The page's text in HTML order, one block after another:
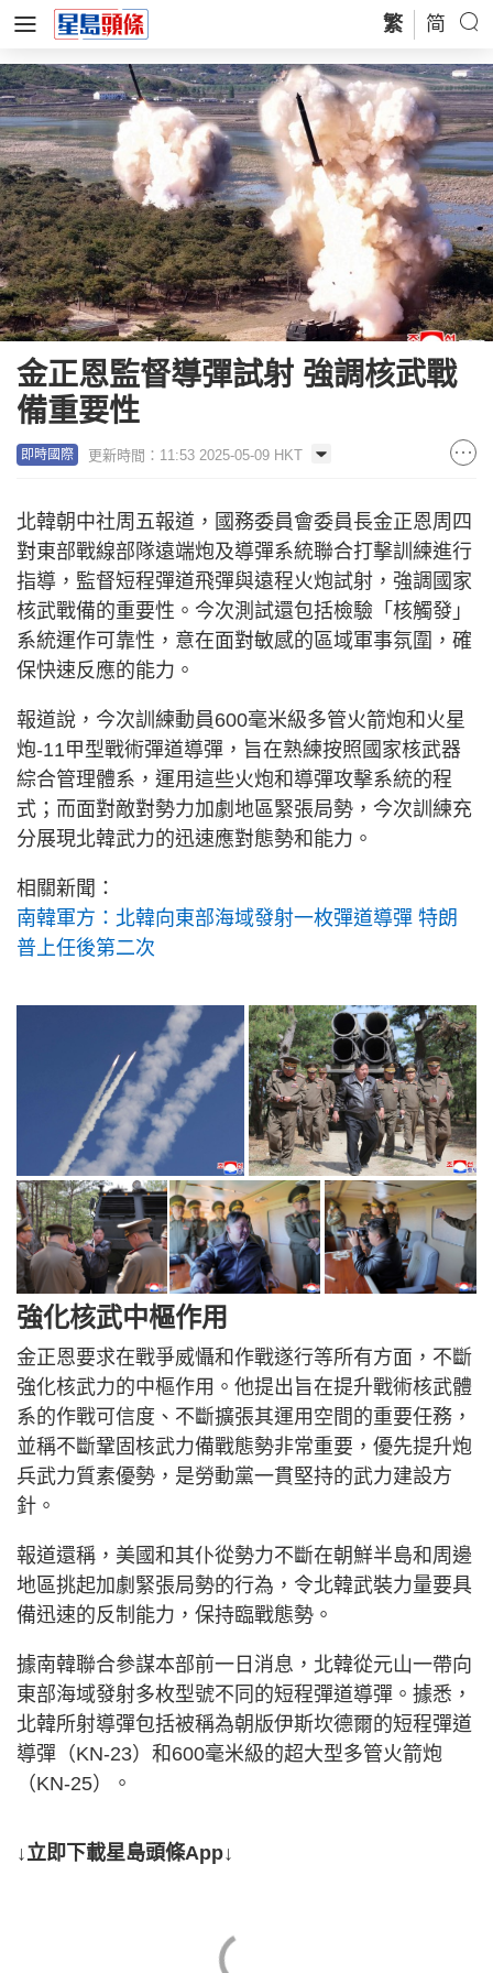
繁 简
金正恩監督導彈試射 強調核武戰
備重要性
即時國際 更新時間：11:53 2025-05-09 HKT
北韓朝中社周五報道，國務委員會委員長金正恩周四
對東部戰線部隊遠端炮及導彈系統聯合打擊訓練進行
指導，監督短程彈道飛彈與遠程火炮試射，強調國家
核武戰備的重要性。今次測試還包括檢驗「核觸發」
系統運作可靠性，意在面對敏感的區域軍事氛圍，確
保快速反應的能力。
報道說，今次訓練動員600毫米級多管火箭炮和火星
炮-11甲型戰術彈道導彈，旨在熟練按照國家核武器
綜合管理體系，運用這些火炮和導彈攻擊系統的程
式；而面對敵對勢力加劇地區緊張局勢，今次訓練充
分展現北韓武力的迅速應對態勢和能力。
相關新聞：
南韓軍方：北韓向東部海域發射一枚彈道導彈 特朗
普上任後第二次
強化核武中樞作用
金正恩要求在戰爭威懾和作戰遂行等所有方面，不斷
強化核武力的中樞作用。他提出旨在提升戰術核武體
系的作戰可信度、不斷擴張其運用空間的重要任務，
並稱不斷鞏固核武力備戰態勢非常重要，優先提升炮
兵武力質素優勢，是勞動黨一貫堅持的武力建設方
針。
報道還稱，美國和其仆從勢力不斷在朝鮮半島和周邊
地區挑起加劇緊張局勢的行為，令北韓武裝力量要具
備迅速的反制能力，保持臨戰態勢。
據南韓聯合參謀本部前一日消息，北韓從元山一帶向
東部海域發射多枚型號不同的短程彈道導彈。據悉，
北韓所射導彈包括被稱為朝版伊斯坎德爾的短程彈道
導彈（KN-23）和600毫米級的超大型多管火箭炮
（KN-25）。
↓立即下載星島頭條App↓